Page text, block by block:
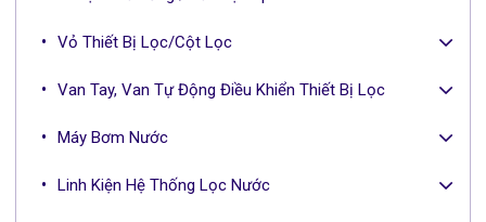
Vỏ Thiết Bị Lọc/Cột Lọc
Van Tay, Van Tự Động Điều Khiển Thiết Bị Lọc
Máy Bơm Nước
Linh Kiện Hệ Thống Lọc Nước